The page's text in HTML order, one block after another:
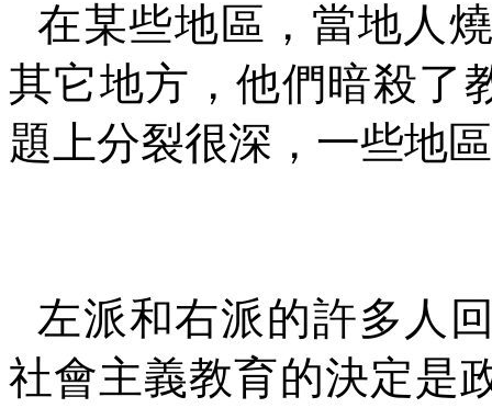
在某些地區，當地人
其它地方，他們暗殺了
題上分裂很深，一些地
左派和右派的許多人
社會主義教育的決定是